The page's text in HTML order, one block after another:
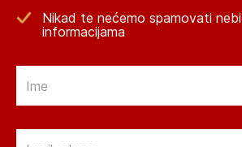
Nikad te nećemo spamovati
informacijama